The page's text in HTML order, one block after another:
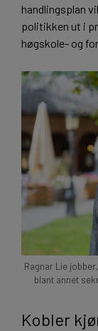
handlingsplan
politikken ut i
høgskole- og
Ragnar Lie
blant annet
Kobler